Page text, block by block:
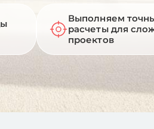
Выполняем
расчеты для
проектов